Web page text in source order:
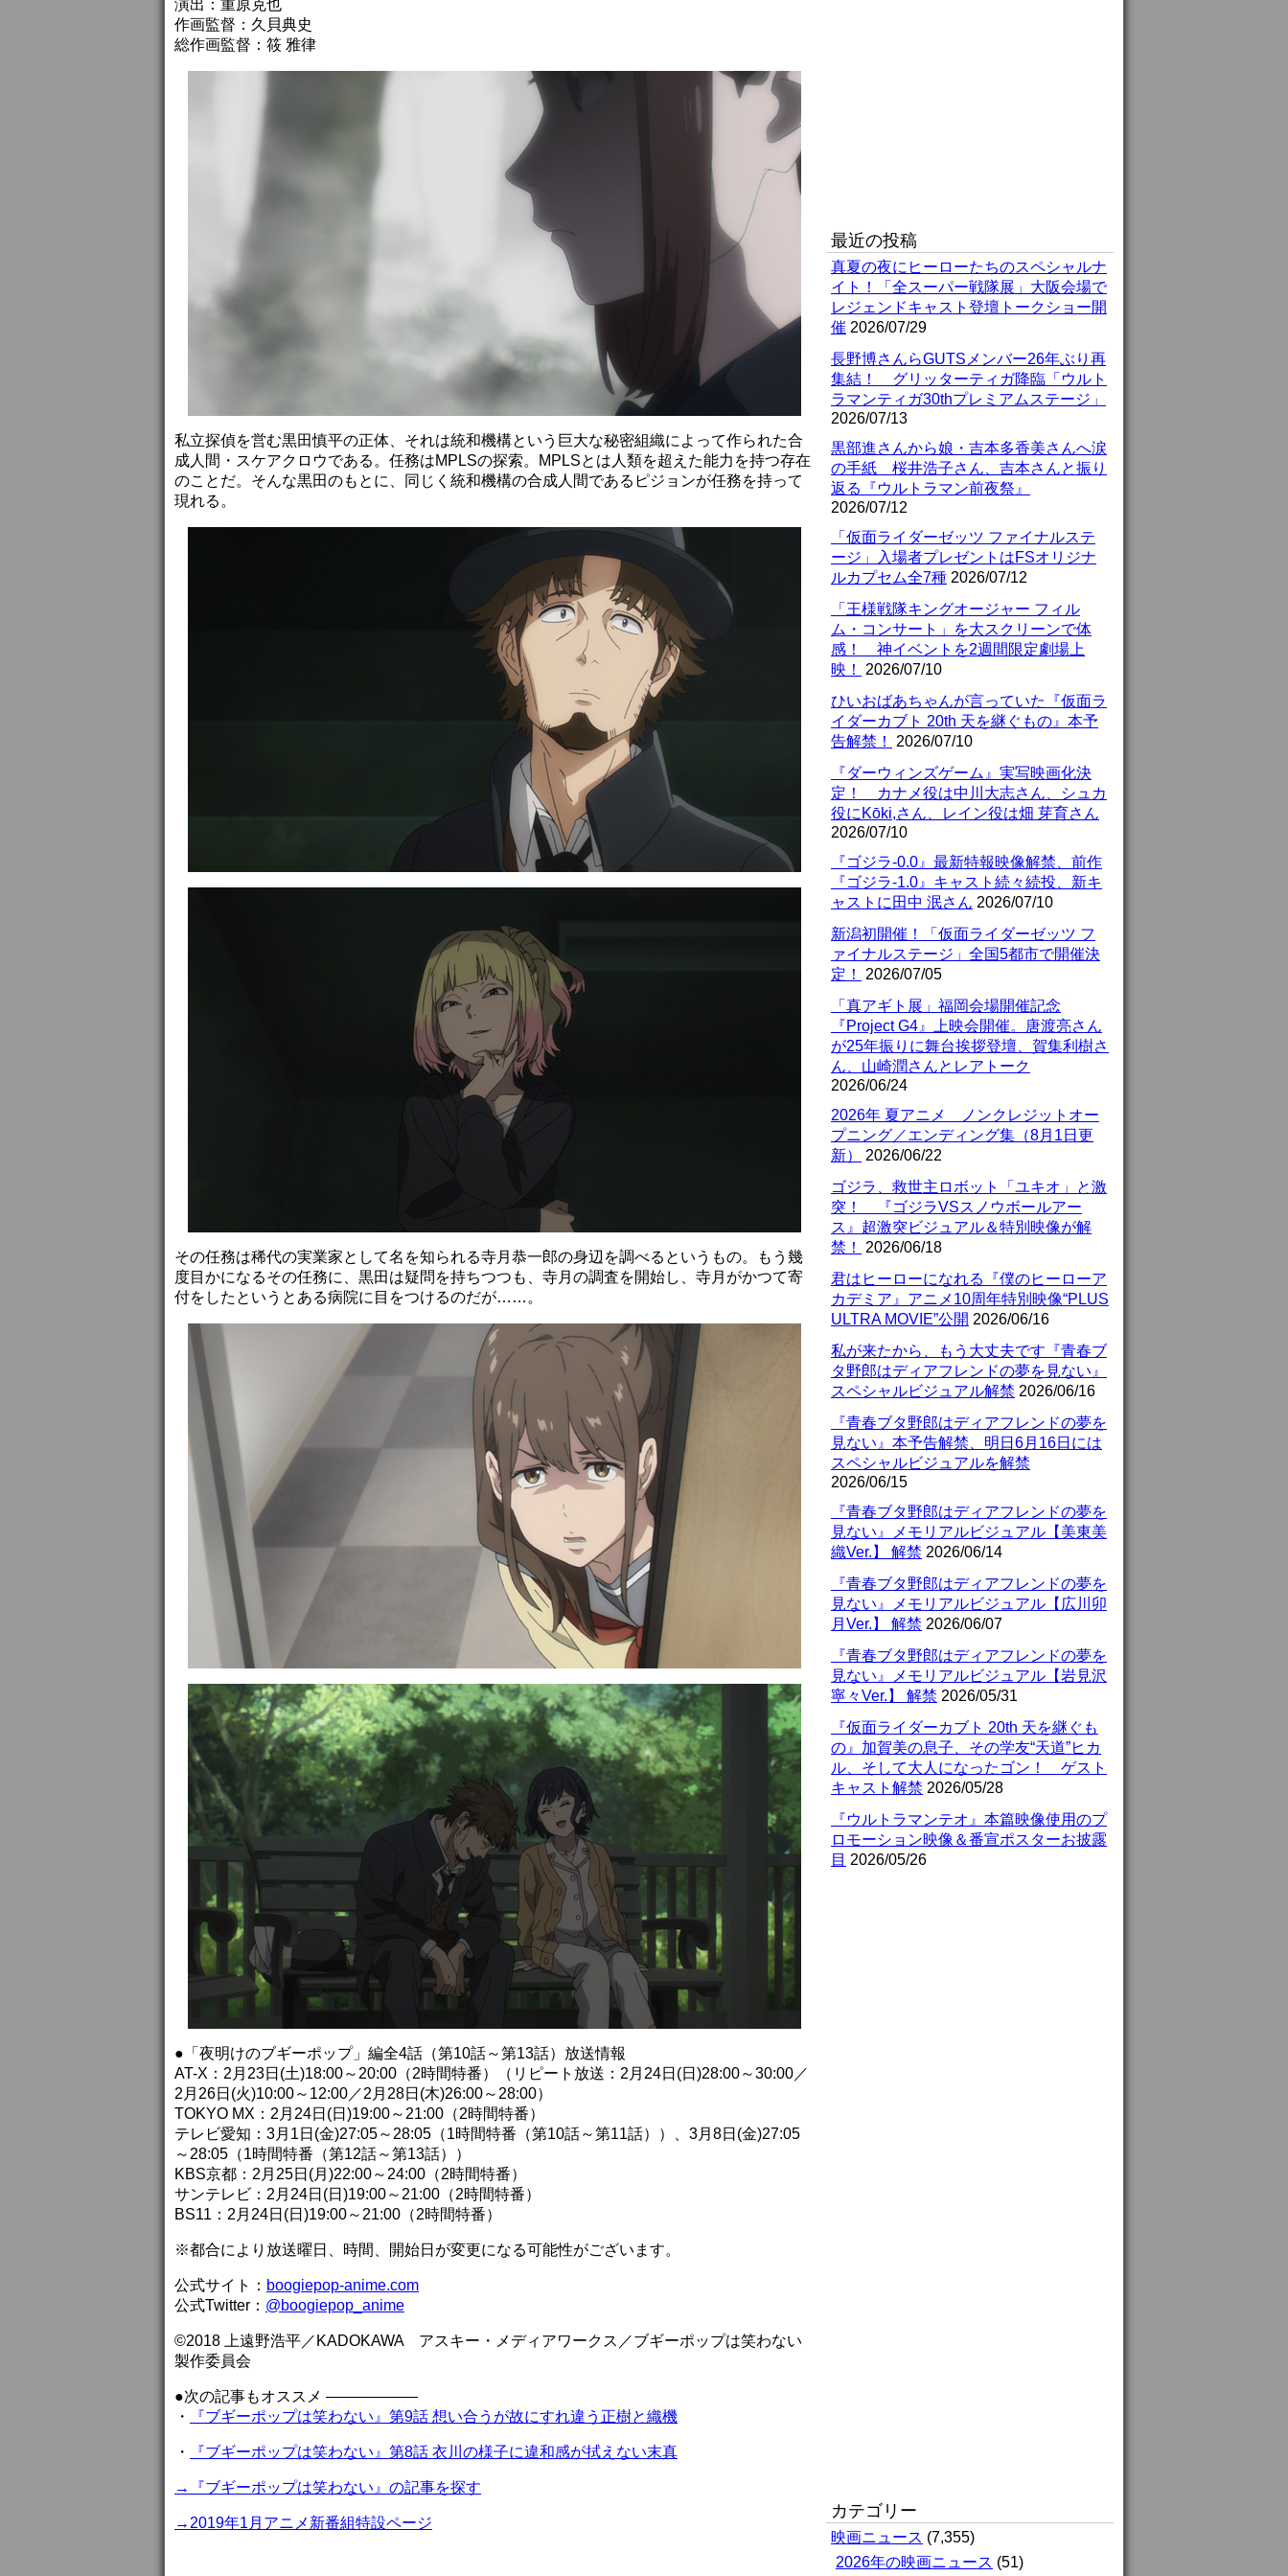
演出：重原克也
作画監督：久貝典史
総作画監督：筱 雅律
私立探偵を営む黒田慎平の正体、それは統和機構という巨大な秘密組織によって作られた合
成人間・スケアクロウである。任務はMPLSの探索。MPLSとは人類を超えた能力を持つ存在
のことだ。そんな黒田のもとに、同じく統和機構の合成人間であるピジョンが任務を持って
現れる。
その任務は稀代の実業家として名を知られる寺月恭一郎の身辺を調べるというもの。もう幾
度目かになるその任務に、黒田は疑問を持ちつつも、寺月の調査を開始し、寺月がかつて寄
付をしたというとある病院に目をつけるのだが……。
●「夜明けのブギーポップ」編全4話（第10話～第13話）放送情報
AT-X：2月23日(土)18:00～20:00（2時間特番）（リピート放送：2月24日(日)28:00～30:00／
2月26日(火)10:00～12:00／2月28日(木)26:00～28:00）
TOKYO MX：2月24日(日)19:00～21:00（2時間特番）
テレビ愛知：3月1日(金)27:05～28:05（1時間特番（第10話～第11話））、3月8日(金)27:05
～28:05（1時間特番（第12話～第13話））
KBS京都：2月25日(月)22:00～24:00（2時間特番）
サンテレビ：2月24日(日)19:00～21:00（2時間特番）
BS11：2月24日(日)19:00～21:00（2時間特番）
※都合により放送曜日、時間、開始日が変更になる可能性がございます。
公式サイト： boogiepop-anime.com
公式Twitter： @boogiepop_anime
©2018 上遠野浩平／KADOKAWA アスキー・メディアワークス／ブギーポップは笑わない
製作委員会
●次の記事もオススメ ——————
・
『ブギーポップは笑わない』第9話 想い合うが故にすれ違う正樹と織機
・ 『ブギーポップは笑わない』第8話 衣川の様子に違和感が拭えない末真
→『ブギーポップは笑わない』の記事を探す
→2019年1月アニメ新番組特設ページ
最近の投稿
真夏の夜にヒーローたちのスペシャルナ
イト！「全スーパー戦隊展」大阪会場で
レジェンドキャスト登壇トークショー開
催 2026/07/29
長野博さんらGUTSメンバー26年ぶり再
集結！ グリッターティガ降臨「ウルト
ラマンティガ30thプレミアムステージ」
2026/07/13
黒部進さんから娘・吉本多香美さんへ涙
の手紙 桜井浩子さん、吉本さんと振り
返る『ウルトラマン前夜祭』
2026/07/12
「仮面ライダーゼッツ ファイナルステ
ージ」入場者プレゼントはFSオリジナ
ルカプセム全7種 2026/07/12
「王様戦隊キングオージャー フィル
ム・コンサート」を大スクリーンで体
感！ 神イベントを2週間限定劇場上
映！
2026/07/10
ひいおばあちゃんが言っていた『仮面ラ
イダーカブト 20th 天を継ぐもの』本予
告解禁！
2026/07/10
『ダーウィンズゲーム』実写映画化決
定！ カナメ役は中川大志さん、シュカ
役にKōki,さん、レイン役は畑 芽育さん
2026/07/10
『ゴジラ-0.0』最新特報映像解禁、前作
『ゴジラ-1.0』キャスト続々続投、新キ
ャストに田中 泯さん 2026/07/10
新潟初開催！「仮面ライダーゼッツ フ
ァイナルステージ」全国5都市で開催決
定！
2026/07/05
「真アギト展」福岡会場開催記念
『Project G4』上映会開催。唐渡亮さん
が25年振りに舞台挨拶登壇、賀集利樹さ
ん、山崎潤さんとレアトーク
2026/06/24
2026年 夏アニメ ノンクレジットオー
プニング／エンディング集（8月1日更
新）
2026/06/22
ゴジラ、救世主ロボット「ユキオ」と激
突！ 『ゴジラVSスノウボールアー
ス』超激突ビジュアル＆特別映像が解
禁！
2026/06/18
君はヒーローになれる『僕のヒーローア
カデミア』アニメ10周年特別映像“PLUS
ULTRA MOVIE”公開 2026/06/16
私が来たから、もう大丈夫です『青春ブ
タ野郎はディアフレンドの夢を見ない』
スペシャルビジュアル解禁 2026/06/16
『青春ブタ野郎はディアフレンドの夢を
見ない』本予告解禁、明日6月16日には
スペシャルビジュアルを解禁
2026/06/15
『青春ブタ野郎はディアフレンドの夢を
見ない』メモリアルビジュアル【美東美
織Ver.】 解禁 2026/06/14
『青春ブタ野郎はディアフレンドの夢を
見ない』メモリアルビジュアル【広川卯
月Ver.】 解禁 2026/06/07
『青春ブタ野郎はディアフレンドの夢を
見ない』メモリアルビジュアル【岩見沢
寧々Ver.】 解禁 2026/05/31
『仮面ライダーカブト 20th 天を継ぐも
の』加賀美の息子、その学友“天道”ヒカ
ル、そして大人になったゴン！ ゲスト
キャスト解禁 2026/05/28
『ウルトラマンテオ』本篇映像使用のプ
ロモーション映像＆番宣ポスターお披露
目 2026/05/26
カテゴリー
映画ニュース (7,355)
2026年の映画ニュース (51)